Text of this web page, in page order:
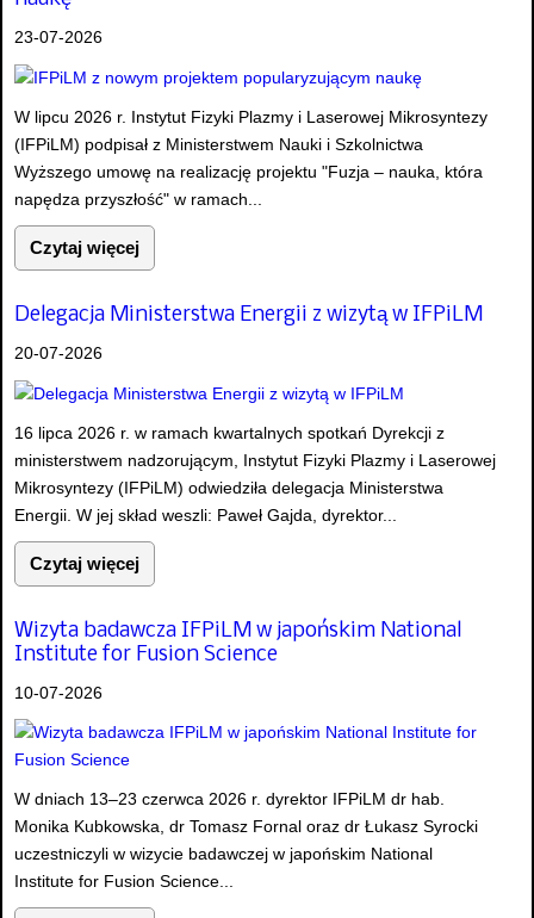
23-07-2026
W lipcu 2026 r. Instytut Fizyki Plazmy i Laserowej Mikrosyntezy
(IFPiLM) podpisał z Ministerstwem Nauki i Szkolnictwa
Wyższego umowę na realizację projektu "Fuzja – nauka, która
napędza przyszłość" w ramach...
Czytaj więcej
Delegacja Ministerstwa Energii z wizytą w IFPiLM
20-07-2026
16 lipca 2026 r. w ramach kwartalnych spotkań Dyrekcji z
ministerstwem nadzorującym, Instytut Fizyki Plazmy i Laserowej
Mikrosyntezy (IFPiLM) odwiedziła delegacja Ministerstwa
Energii. W jej skład weszli: Paweł Gajda, dyrektor...
Czytaj więcej
Wizyta badawcza IFPiLM w japońskim National
Institute for Fusion Science
10-07-2026
W dniach 13–23 czerwca 2026 r. dyrektor IFPiLM dr hab.
Monika Kubkowska, dr Tomasz Fornal oraz dr Łukasz Syrocki
uczestniczyli w wizycie badawczej w japońskim National
Institute for Fusion Science...